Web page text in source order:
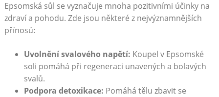
Epsomská sůl se vyznačuje mnoha pozitivními účinky na
zdraví a pohodu. Zde jsou některé z nejvýznamnějších
přínosů:
Uvolnění svalového napětí: Koupel v Epsomské
soli pomáhá při regeneraci unavených a bolavých
svalů.
Podpora detoxikace: Pomáhá tělu zbavit se